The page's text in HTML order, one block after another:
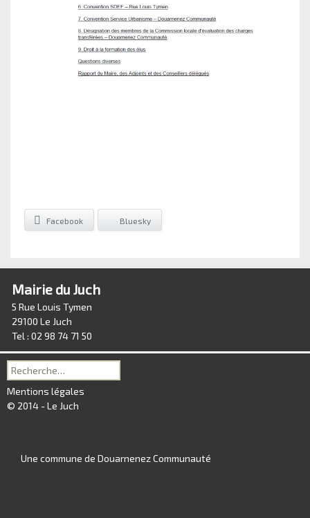
Facebook Bluesky
Mairie du Juch
5 Rue Louis Tymen
29100 Le Juch
Tel : 02 98 74 71 50
Recherche
pour :
Mentions légales
© 2014 - Le Juch
Une commune de Douarnenez Communauté